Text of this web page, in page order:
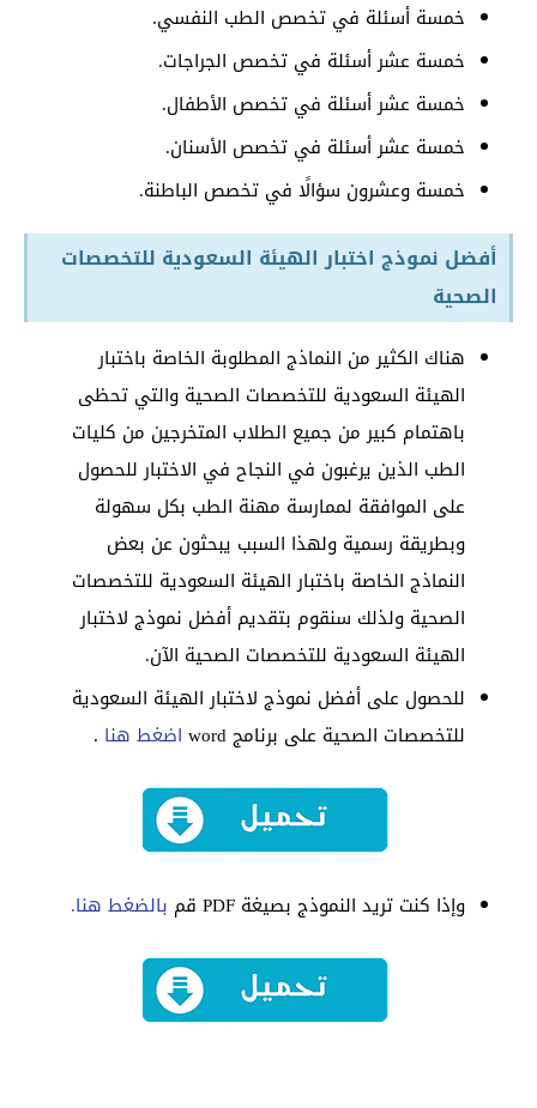
خمسة أسئلة في تخصص الطب النفسي.
خمسة عشر أسئلة في تخصص الجراجات.
خمسة عشر أسئلة في تخصص الأطفال.
خمسة عشر أسئلة في تخصص الأسنان.
خمسة وعشرون سؤالًا في تخصص الباطنة.
أفضل نموذج اختبار الهيئة السعودية للتخصصات
الصحية
هناك الكثير من النماذج المطلوبة الخاصة باختبار
الهيئة السعودية للتخصصات الصحية والتي تحظى
باهتمام كبير من جميع الطلاب المتخرجين من كليات
الطب الذين يرغبون في النجاح في الاختبار للحصول
على الموافقة لممارسة مهنة الطب بكل سهولة
وبطريقة رسمية ولهذا السبب يبحثون عن بعض
النماذج الخاصة باختبار الهيئة السعودية للتخصصات
الصحية ولذلك سنقوم بتقديم أفضل نموذج لاختبار
الهيئة السعودية للتخصصات الصحية الآن.
للحصول على أفضل نموذج لاختبار الهيئة السعودية
للتخصصات الصحية على برنامج word
اضغط هنا .
وإذا كنت تريد النموذج بصيغة PDF قم بالضغط هنا.